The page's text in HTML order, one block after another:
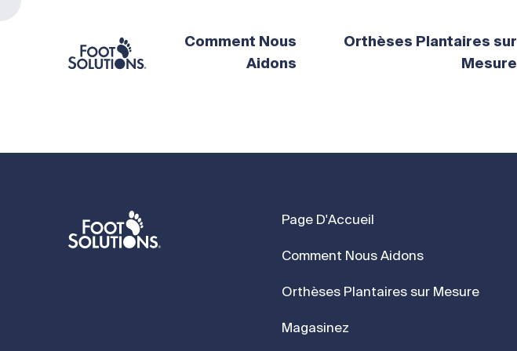
Comment Nous
Aidons
Orthèses Plantaires sur
Mesure
Page D'Accueil
Comment Nous Aidons
Orthèses Plantaires sur Mesure
Magasinez